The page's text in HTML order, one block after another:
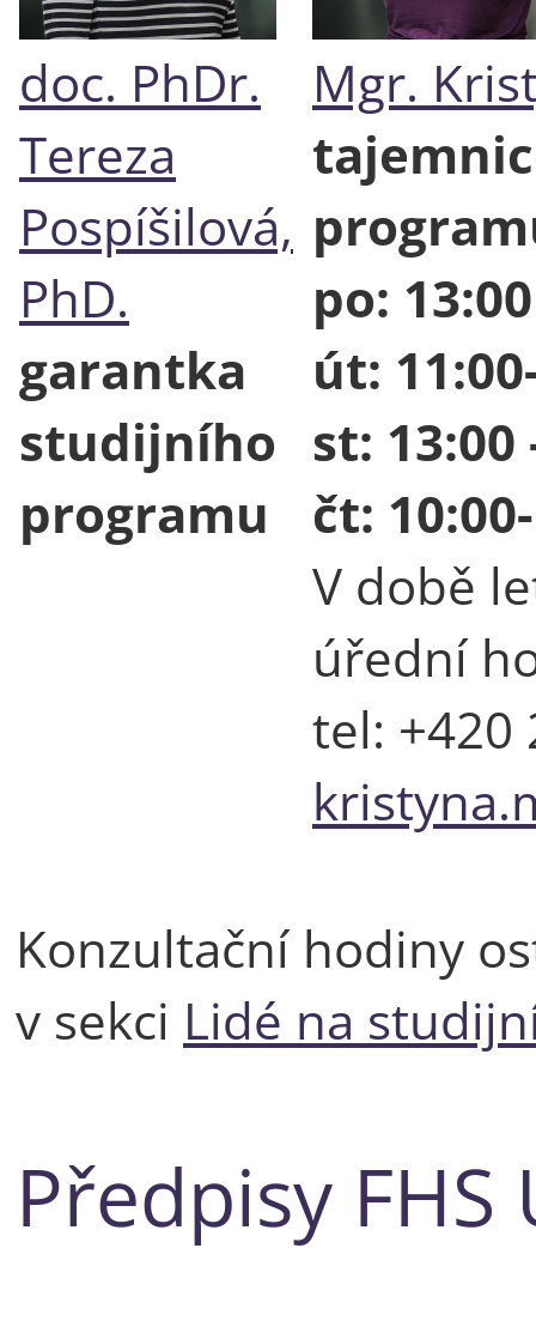
doc. PhDr.
Tereza
Pospíšilová,
PhD.
garantka
studijního
programu
Mgr.
po:
út:
st: 13:00
čt:
V době
úřední
tel: +420
Konzultační hodiny
v sekci Lidé na
Předpisy FHS